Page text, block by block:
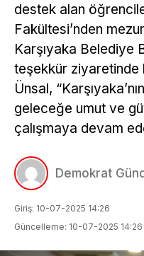
destek alan
Fakültesi’nden
Karşıyaka Belediye
teşekkür ziyaretinde
Ünsal,
geleceğe umut ve
çalışmaya devam
Demokrat
Giriş: 10-07-2025 14:26
Güncelleme: 10-07-2025 14:26